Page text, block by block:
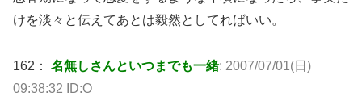
けを淡々と伝えてあとは毅然としてればいい。
162： 名無しさんといつまでも一緒: 2007/07/01(日)
09:38:32 ID:O